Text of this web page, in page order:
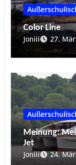
Color Line
Joniii
27.
Meinung:
Jet
Joniii
24.